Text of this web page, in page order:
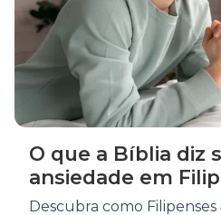
O que a Bíblia diz
ansiedade em
Descubra como